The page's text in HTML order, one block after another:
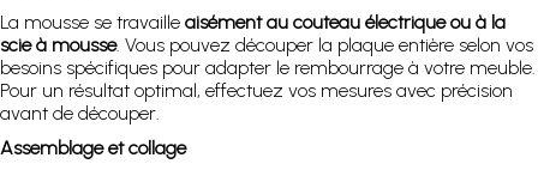
La mousse se travaille aisément au couteau électrique ou à la
scie à mousse. Vous pouvez découper la plaque entière selon vos
besoins spécifiques pour adapter le rembourrage à votre meuble.
Pour un résultat optimal, effectuez vos mesures avec précision
avant de découper.
Assemblage et collage